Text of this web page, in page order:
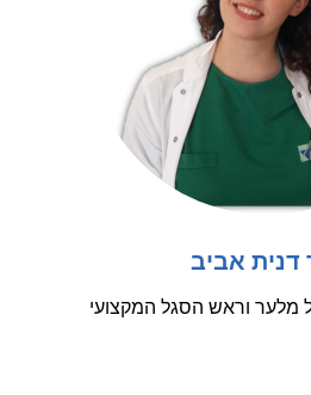
דנית אביב
מלער וראש הסגל המקצועי